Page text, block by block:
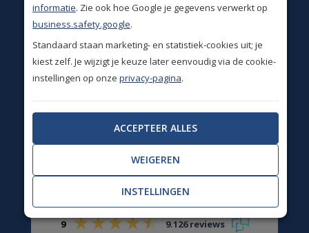
Op dit moment is onze
klantenservice gesloten.
Wij zijn weer bereikbaar van ma t/m vr 09.00 tot 13.00
uur.
+31(0)85 888 3671
9 9.126 reviews
informatie. Zie ook hoe Google je gegevens verwerkt op
business.safety.google.
Standaard staan marketing- en statistiek-cookies uit; je
kiest zelf. Je wijzigt je keuze later eenvoudig via de cookie-
instellingen op onzeprivacy-pagina.
ACCEPTEER ALLES
WEIGEREN
INSTELLINGEN